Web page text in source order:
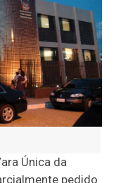
Única da
pedido